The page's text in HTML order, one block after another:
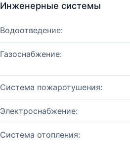
Инженерные системы
Водоотведение:
Газоснабжение:
Система пожаротушения:
Электроснабжение:
Система отопления: